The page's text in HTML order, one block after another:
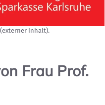
Inhalt).
Frau Prof.